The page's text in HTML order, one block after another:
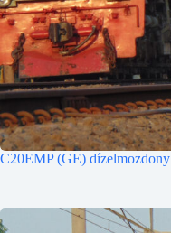
C20EMP (GE) dízelmozdony